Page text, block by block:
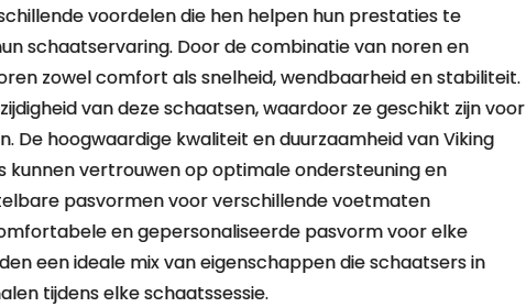
voordelen die hen helpen hun prestaties te
schaatservaring. Door de combinatie van noren en
zowel comfort als snelheid, wendbaarheid en stabiliteit.
van deze schaatsen, waardoor ze geschikt zijn voor
De hoogwaardige kwaliteit en duurzaamheid van Viking
vertrouwen op optimale ondersteuning en
pasvormen voor verschillende voetmaten
en gepersonaliseerde pasvorm voor elke
een ideale mix van eigenschappen die schaatsers in
tijdens elke schaatssessie.